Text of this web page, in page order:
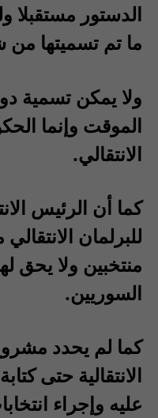
الدستور
ما تم تسميتها
ولا يمكن تسمية
الموقت وإنما
الانتقالي.
كما أن الرئيس
للبرلمان
منتخبين ولا يحق
السوريين.
كما لم يحدد
الانتقالية حتى
عليه وإجراء